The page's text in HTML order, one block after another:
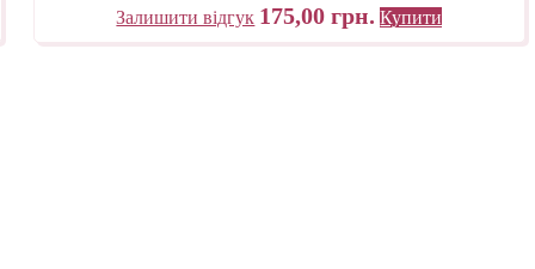
Залишити відгук 175,00грн. Купити